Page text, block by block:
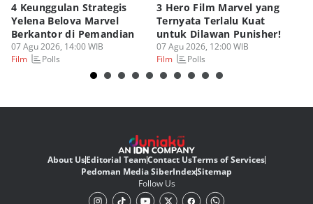
4 Keunggulan Strategis
Yelena Belova Marvel
Berkantor di Pemandian
07 Agu 2026, 14:00 WIB
Film
Polls
3 Hero Film Marvel yang
Ternyata Terlalu Kuat
untuk Dilawan Punisher!
07 Agu 2026, 12:00 WIB
Film
Polls
About UsEditorial TeamContact UsTerms of Services
Pedoman Media SiberIndexSitemap
Follow Us